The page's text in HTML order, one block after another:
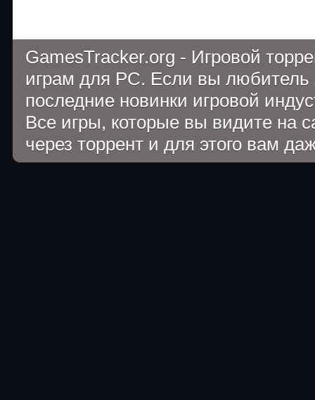
GamesTracker.org - Игровой
играм для PC. Если вы
последние новинки игровой
Все игры, которые вы видите на
через торрент и для этого вам